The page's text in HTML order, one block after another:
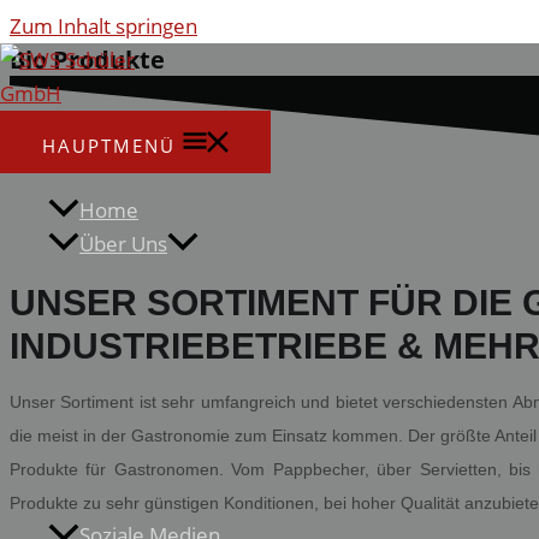
Zum Inhalt springen
HAUPTMENÜ
Home
Über Uns
Bio Produkte
UNSER SORTIMENT FÜR DIE
INDUSTRIEBETRIEBE &
Unser Sortiment ist sehr umfangreich und bietet verschiedensten
die meist in der Gastronomie zum Einsatz kommen. Der größte
Produkte für Gastronomen. Vom Pappbecher, über Servietten,
Produkte zu sehr günstigen Konditionen, bei hoher Qualität